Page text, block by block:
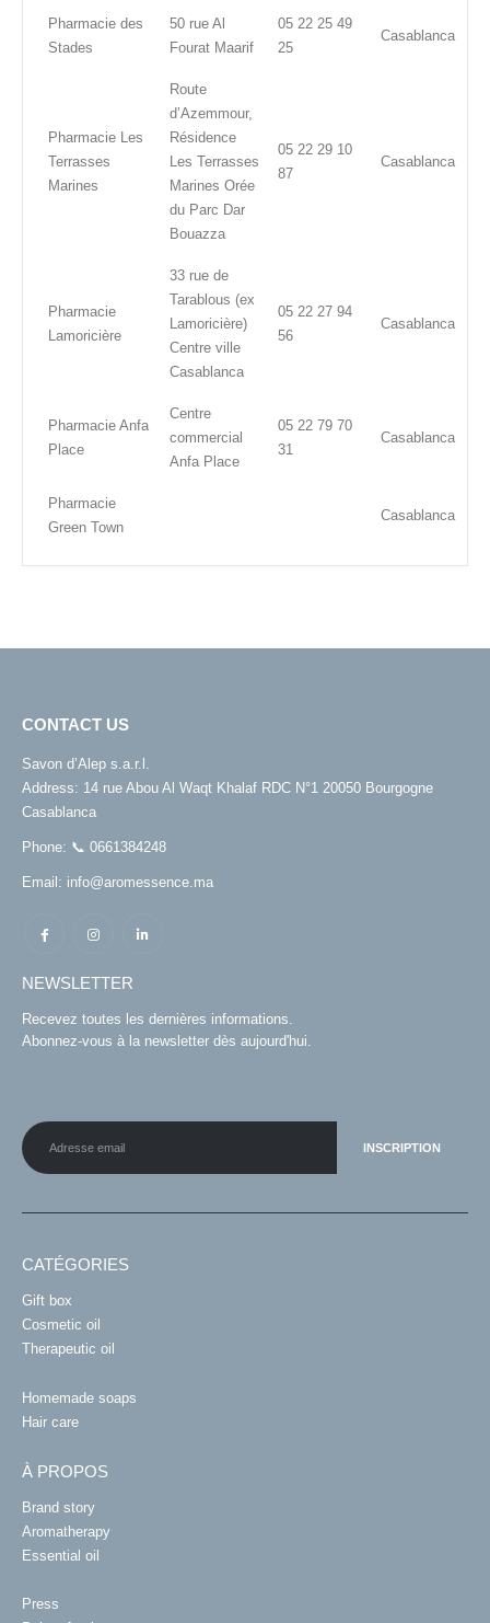
Pharmacie des
Stades
50 rue Al
Fourat Maarif
05 22 25 49
25
Casablanca
Pharmacie Les
Terrasses
Marines
Route
d’Azemmour,
Résidence
Les Terrasses
Marines Orée
du Parc Dar
Bouazza
05 22 29 10
87
Casablanca
Pharmacie
Lamoricière
33 rue de
Tarablous (ex
Lamoricière)
Centre ville
Casablanca
05 22 27 94
56
Casablanca
Pharmacie Anfa
Place
Centre
commercial
Anfa Place
05 22 79 70
31
Casablanca
Pharmacie
Green Town
Casablanca
CONTACT US
Savon d’Alep s.a.r.l.
Address: 14 rue Abou Al Waqt Khalaf RDC N°1 20050 Bourgogne
Casablanca
Phone: 📞 0661384248
Email: info@aromessence.ma
NEWSLETTER
Recevez toutes les dernières informations.
Abonnez-vous à la newsletter dès aujourd'hui.
CATÉGORIES
Gift box
Cosmetic oil
Therapeutic oil
Homemade soaps
Hair care
À PROPOS
Brand story
Aromatherapy
Essential oil
Press